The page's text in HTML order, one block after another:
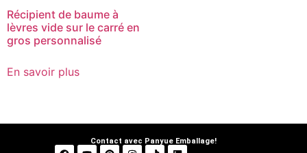
Récipient de baume à
lèvres vide sur le carré en
gros personnalisé
En savoir plus
Contact avec Panyue Emballage!